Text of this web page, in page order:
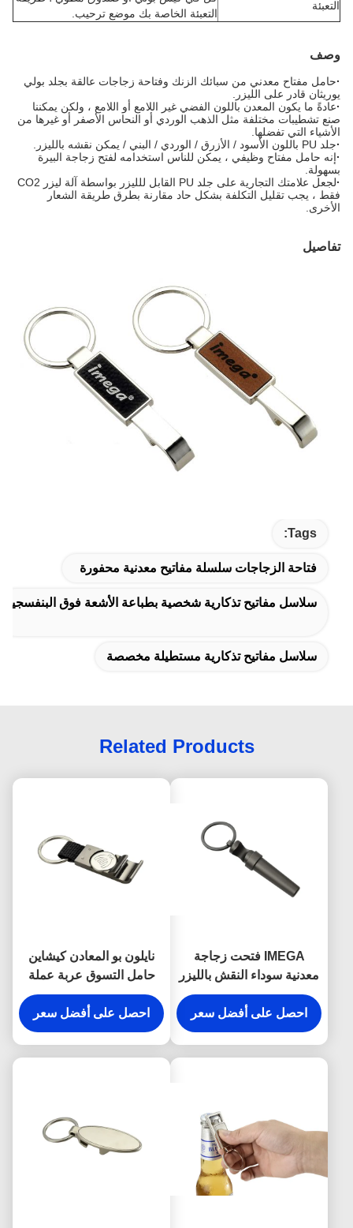
التعبئة
التعبئة الخاصة بك موضع ترحيب.
وصف
حامل مفتاح معدني من سبائك الزنك وفتاحة زجاجات عالقة بجلد بولي
يوريثان قادر على الليزر.
عادةً ما يكون المعدن باللون الفضي غير اللامع أو اللامع ، ولكن يمكننا
صنع تشطيبات مختلفة مثل الذهب الوردي أو النحاس الأصفر أو غيرها من
الأشياء التي تفضلها.
جلد PU باللون الأسود / الأزرق / الوردي / البني / يمكن نقشه بالليزر.
إنه حامل مفتاح وظيفي ، يمكن للناس استخدامه لفتح زجاجة البيرة
بسهولة.
لجعل علامتك التجارية على جلد PU القابل للليزر بواسطة آلة ليزر CO2
فقط ، يجب تقليل التكلفة بشكل حاد مقارنة بطرق طريقة الشعار
الأخرى.
تفاصيل
Tags:
فتاحة الزجاجات سلسلة مفاتيح معدنية محفورة
سلاسل مفاتيح تذكارية شخصية بطباعة الأشعة فوق البنفسجية
سلاسل مفاتيح تذكارية مستطيلة مخصصة
Related Products
IMEGA فتحت زجاجة
معدنية سوداء النقش بالليزر
النبيذ المفتاح المفاتيح
احصل على أفضل سعر
نايلون بو المعادن كيشاين
حامل التسوق عربة عملة
فتاحة زجاجة كيرينغ
احصل على أفضل سعر